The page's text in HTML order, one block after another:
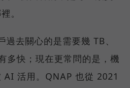
。
去關心的是需要幾 TB、
多快；現在更常問的是，機
AI 活用。QNAP 也從 2021